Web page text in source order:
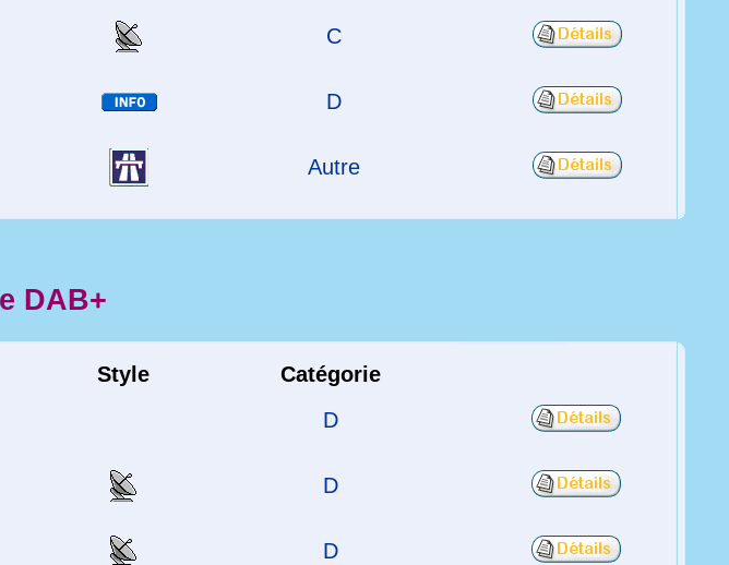
C
D
Autre
DAB+
Style
Catégorie
D
D
D